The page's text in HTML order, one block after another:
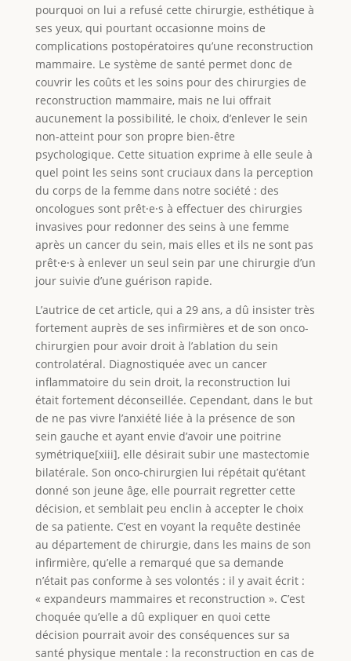
pourquoi on lui a refusé cette chirurgie, esthétique à
ses yeux, qui pourtant occasionne moins de
complications postopératoires qu’une reconstruction
mammaire. Le système de santé permet donc de
couvrir les coûts et les soins pour des chirurgies de
reconstruction mammaire, mais ne lui offrait
aucunement la possibilité, le choix, d’enlever le sein
non-atteint pour son propre bien-être
psychologique. Cette situation exprime à elle seule à
quel point les seins sont cruciaux dans la perception
du corps de la femme dans notre société : des
oncologues sont prêt⸱e⸱s à effectuer des chirurgies
invasives pour redonner des seins à une femme
après un cancer du sein, mais elles et ils ne sont pas
prêt⸱e⸱s à enlever un seul sein par une chirurgie d’un
jour suivie d’une guérison rapide.
L’autrice de cet article, qui a 29 ans, a dû insister très
fortement auprès de ses infirmières et de son onco-
chirurgien pour avoir droit à l’ablation du sein
controlatéral. Diagnostiquée avec un cancer
inflammatoire du sein droit, la reconstruction lui
était fortement déconseillée. Cependant, dans le but
de ne pas vivre l’anxiété liée à la présence de son
sein gauche et ayant envie d’avoir une poitrine
symétrique[xiii], elle désirait subir une mastectomie
bilatérale. Son onco-chirurgien lui répétait qu’étant
donné son jeune âge, elle pourrait regretter cette
décision, et semblait peu enclin à accepter le choix
de sa patiente. C’est en voyant la requête destinée
au département de chirurgie, dans les mains de son
infirmière, qu’elle a remarqué que sa demande
n’était pas conforme à ses volontés : il y avait écrit :
« expandeurs mammaires et reconstruction ». C’est
choquée qu’elle a dû expliquer en quoi cette
décision pourrait avoir des conséquences sur sa
santé physique mentale : la reconstruction en cas de